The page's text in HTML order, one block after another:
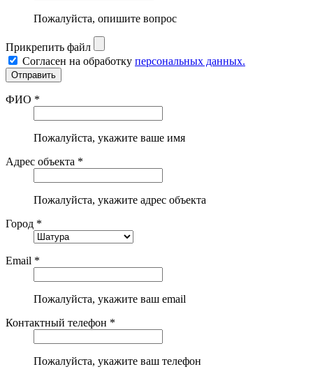
Пожалуйста, опишите вопрос
Прикрепить файл
Согласен на обработку персональных данных.
ФИО *
Пожалуйста, укажите ваше имя
Адрес объекта *
Пожалуйста, укажите адрес объекта
Город *
Email *
Пожалуйста, укажите ваш email
Контактный телефон *
Пожалуйста, укажите ваш телефон